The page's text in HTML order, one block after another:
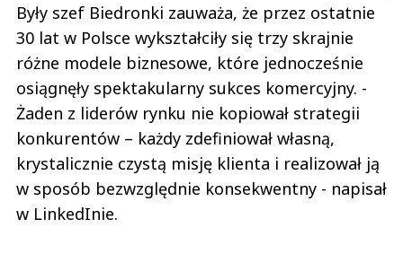
Były szef Biedronki zauważa, że przez ostatnie
30 lat w Polsce wykształciły się trzy skrajnie
różne modele biznesowe, które jednocześnie
osiągnęły spektakularny sukces komercyjny. -
Żaden z liderów rynku nie kopiował strategii
konkurentów – każdy zdefiniował własną,
krystalicznie czystą misję klienta i realizował ją
w sposób bezwzględnie konsekwentny - napisał
w LinkedInie.